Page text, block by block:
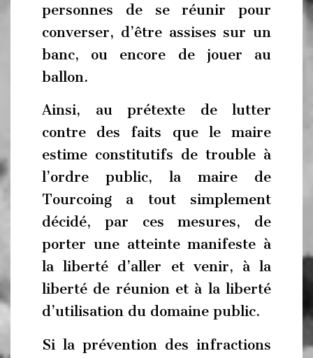
personnes de se réunir pour
converser, d’être assises sur un
banc, ou encore de jouer au
ballon.
Ainsi, au prétexte de lutter
contre des faits que le maire
estime constitutifs de trouble à
l’ordre public, la maire de
Tourcoing a tout simplement
décidé, par ces mesures, de
porter une atteinte manifeste à
la liberté d’aller et venir, à la
liberté de réunion et à la liberté
d’utilisation du domaine public.
Si la prévention des infractions